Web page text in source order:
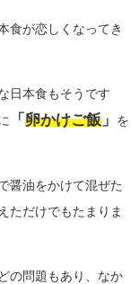
食が恋しくなってき
日本食もそうです
「 卵かけご飯 」 を
醤油をかけて混ぜた
ただけでもたまりま
の問題もあり、なか